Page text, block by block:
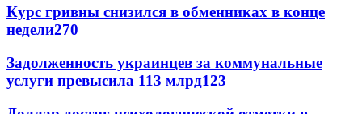
Курс гривны снизился в обменниках в конце
недели270
Задолженность украинцев за коммунальные
услуги превысила 113 млрд123